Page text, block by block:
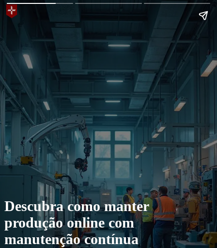
Descubra como manter
produção online com
manutenção contínua